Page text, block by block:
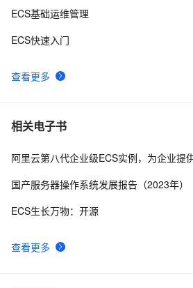
查看更多
ECS基础运维管理
ECS快速入门
相关电子书
查看更多
阿里云第八代企业级ECS实例，为企业提
国产服务器操作系统发展报告（2023年）
ECS生长万物：开源